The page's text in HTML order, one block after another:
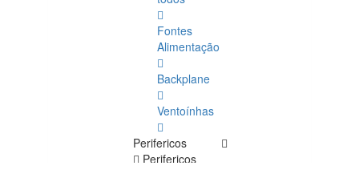
Fontes
Alimentação
Backplane
Ventoínhas
Perifericos
Perifericos